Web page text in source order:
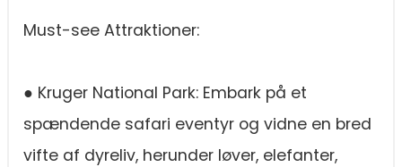
Must-see Attraktioner:
● Kruger National Park: Embark på et
spændende safari eventyr og vidne en bred
vifte af dyreliv, herunder løver, elefanter,